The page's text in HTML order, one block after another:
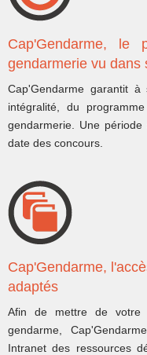
Cap'Gendarme, le
gendarmerie vu dans
Cap'Gendarme garantit
intégralité, du
gendarmerie. Une
date des concours.
Cap'Gendarme,
adaptés
Afin de mettre de votre
gendarme,
Intranet des ressources